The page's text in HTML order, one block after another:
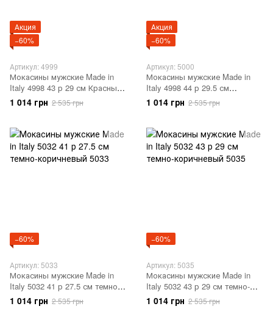
Акция
−60%
Артикул: 4999
Мокасины мужские Made in
Italy 4998 43 р 29 см Красный
4999
1 014 грн 2 535 грн
Акция
−60%
Артикул: 5000
Мокасины мужские Made in
Italy 4998 44 р 29.5 см
Красный 5000
1 014 грн 2 535 грн
−60%
Артикул: 5033
Мокасины мужские Made in
Italy 5032 41 р 27.5 см темно-
коричневый 5033
1 014 грн 2 535 грн
−60%
Артикул: 5035
Мокасины мужские Made in
Italy 5032 43 р 29 см темно-
коричневый 5035
1 014 грн 2 535 грн